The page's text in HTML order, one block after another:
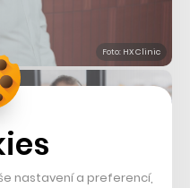
Foto: HX Clinic
nastavení a preferencí,